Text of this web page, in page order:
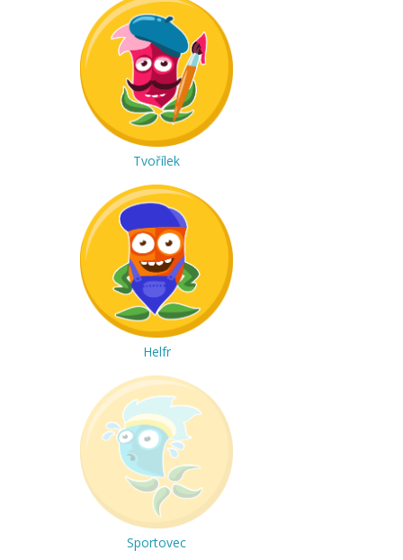
Tvořílek
Helfr
Sportovec